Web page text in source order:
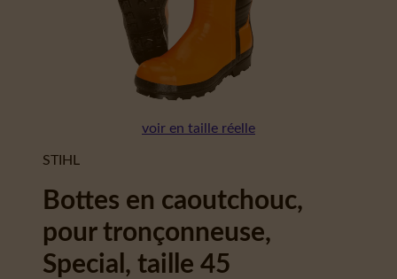
voir en taille réelle
STIHL
Bottes en caoutchouc,
pour tronçonneuse,
Special, taille 45